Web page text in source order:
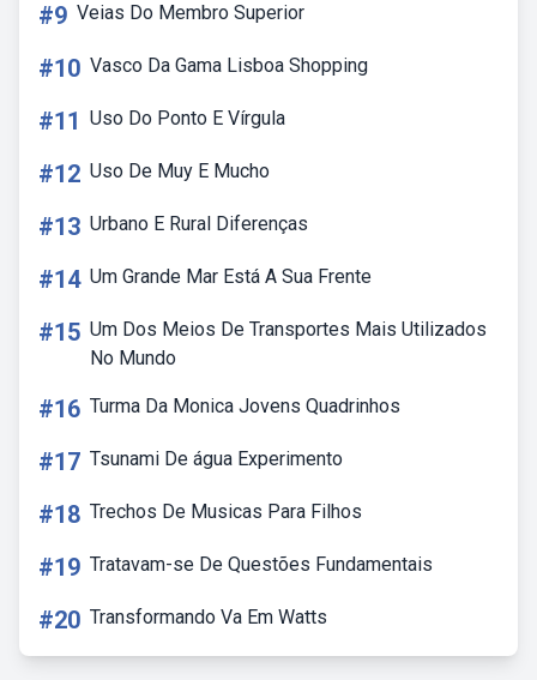
#9 Veias Do Membro Superior
#10 Vasco Da Gama Lisboa Shopping
#11 Uso Do Ponto E Vírgula
#12 Uso De Muy E Mucho
#13 Urbano E Rural Diferenças
#14 Um Grande Mar Está A Sua Frente
#15 Um Dos Meios De Transportes Mais Utilizados
No Mundo
#16 Turma Da Monica Jovens Quadrinhos
#17 Tsunami De água Experimento
#18 Trechos De Musicas Para Filhos
#19 Tratavam-se De Questões Fundamentais
#20 Transformando Va Em Watts